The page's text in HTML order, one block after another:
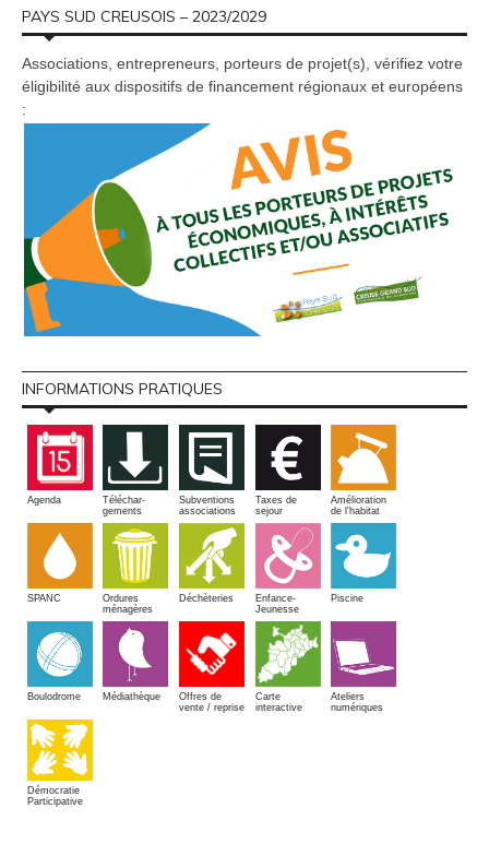
PAYS SUD CREUSOIS – 2023/2029
Associations, entrepreneurs, porteurs de projet(s), vérifiez votre
éligibilité aux dispositifs de financement régionaux et européens
:
INFORMATIONS PRATIQUES
Agenda
Téléchar-
gements
Subventions
associations
Taxes de
sejour
Amélioration
de l'habitat
SPANC
Ordures
ménagères
Déchèteries
Enfance-
Jeunesse
Piscine
Boulodrome Médiathèque
Offres de
vente / reprise
Carte
interactive
Ateliers
numériques
Démocratie
Participative